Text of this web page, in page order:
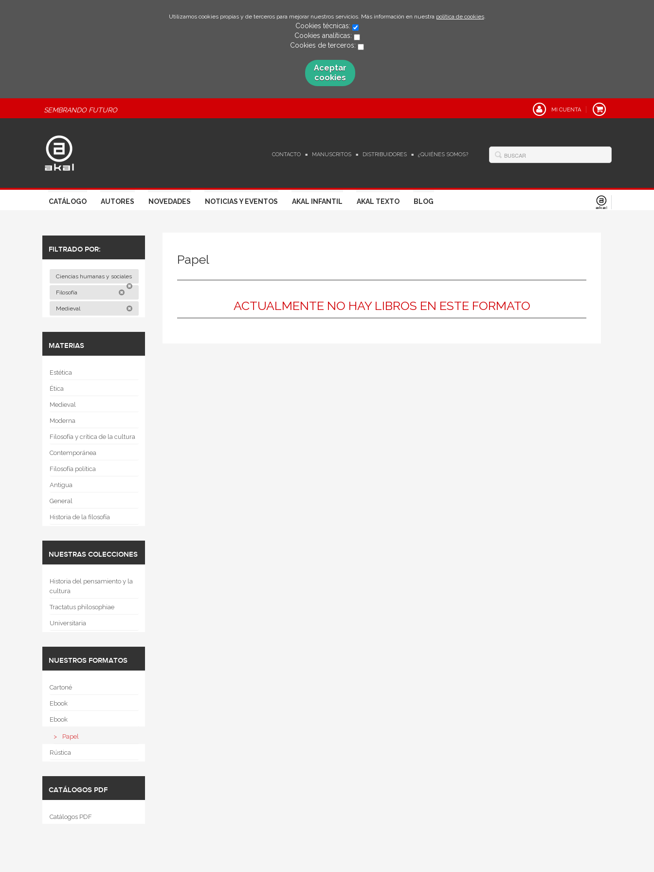
Utilizamos cookies propias y de terceros para mejorar nuestros servicios. Más información en nuestra política de cookies.
Cookies técnicas:
Cookies analíticas:
Cookies de terceros:
Aceptar
cookies
SEMBRANDO FUTURO MI CUENTA
CONTACTO MANUSCRITOS DISTRIBUIDORES ¿QUIÉNES SOMOS?
CATÁLOGO AUTORES NOVEDADES NOTICIAS Y EVENTOS AKAL INFANTIL AKAL TEXTO BLOG
FILTRADO POR:
Ciencias humanas y sociales
Filosofía
Medieval
MATERIAS
Estética
Ética
Medieval
Moderna
Filosofía y crítica de la cultura
Contemporánea
Filosofía política
Antigua
General
Historia de la filosofía
NUESTRAS COLECCIONES
Historia del pensamiento y la
cultura
Tractatus philosophiae
Universitaria
NUESTROS FORMATOS
Cartoné
Ebook
Ebook
Papel
Rústica
CATÁLOGOS PDF
Catálogos PDF
Papel
ACTUALMENTE NO HAY LIBROS EN ESTE FORMATO